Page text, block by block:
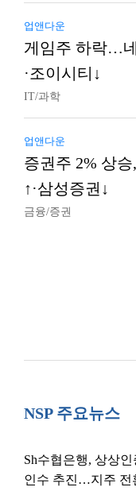
업앤다운
게임주 하락…
·조이시티↓
IT/과학
업앤다운
증권주 2% 상승
↑·삼성증권↓
금융/증권
NSP 주요뉴스
Sh수협은행, 상상인
인수 추진…지주 전